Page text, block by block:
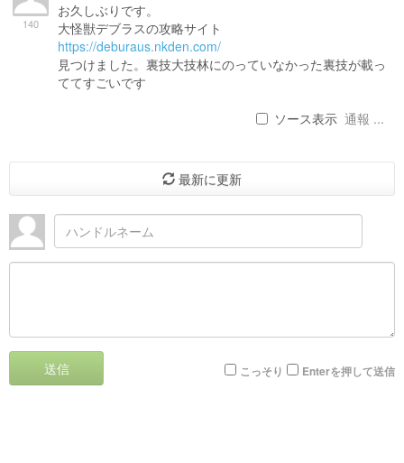
140
お久しぶりです。
大怪獣デブラスの攻略サイト
https://deburaus.nkden.com/
見つけました。裏技大技林にのっていなかった裏技が載っ
ててすごいです
ソース表示 通報 ...
最新に更新
送信 こっそり Enterを押して送信